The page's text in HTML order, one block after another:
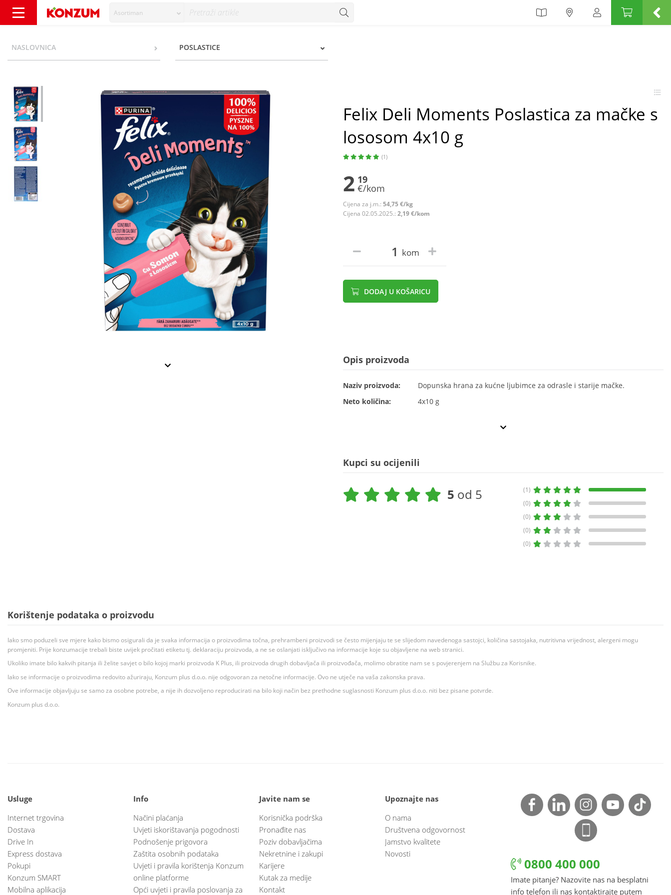
Asortiman
NASLOVNICA POSLASTICE
Felix Deli Moments Poslastica za mačke s
lososom 4x10 g
(1)
2 19
€/kom
Cijena za j.m.: 54,75 €/kg
Cijena 02.05.2025.: 2,19 €/kom
kom
DODAJ U KOŠARICU
Opis proizvoda
Naziv proizvoda:
Dopunska hrana za kućne ljubimce za odrasle i starije mačke.
Neto količina:
4x10 g
Kupci su ocijenili
5 od 5
(1)
(0)
(0)
(0)
(0)
Korištenje podataka o proizvodu
Iako smo poduzeli sve mjere kako bismo osigurali da je svaka informacija o proizvodima točna, prehrambeni proizvodi se često mijenjaju te se slijedom navedenoga sastojci, količina sastojaka, nutritivna vrijednost, alergeni mogu
promjeniti. Prije konzumacije trebali biste uvijek pročitati etiketu tj. deklaraciju proizvoda, a ne se oslanjati isključivo na informacije koje su objavljene na web stranici.
Ukoliko imate bilo kakvih pitanja ili želite savjet o bilo kojoj marki proizvoda K Plus, ili proizvoda drugih dobavljača ili proizvođača, molimo obratite nam se s povjerenjem na Službu za Korisnike.
Iako se informacije o proizvodima redovito ažuriraju, Konzum plus d.o.o. nije odgovoran za netočne informacije. Ovo ne utječe na vaša zakonska prava.
Ove informacije objavljuju se samo za osobne potrebe, a nije ih dozvoljeno reproducirati na bilo koji način bez prethodne suglasnosti Konzum plus d.o.o. niti bez pisane potvrde.
Konzum plus d.o.o.
Usluge
Internet trgovina
Dostava
Drive In
Express dostava
Pokupi
Konzum SMART
Mobilna aplikacija
Info
Načini plaćanja
Uvjeti iskorištavanja pogodnosti
Podnošenje prigovora
Zaštita osobnih podataka
Uvjeti i pravila korištenja Konzum
online platforme
Opći uvjeti i pravila poslovanja za
Javite nam se
Korisnička podrška
Pronađite nas
Poziv dobavljačima
Nekretnine i zakupi
Karijere
Kutak za medije
Kontakt
Upoznajte nas
O nama
Društvena odgovornost
Jamstvo kvalitete
Novosti
0800 400 000
Imate pitanje? Nazovite nas na besplatni
info telefon ili nas kontaktirajte putem